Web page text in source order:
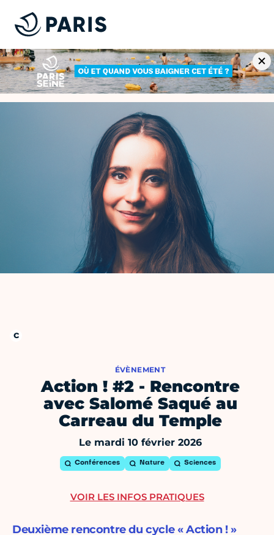
ÉVÈNEMENT
Action ! #2 - Rencontre
avec Salomé Saqué au
Carreau du Temple
Le mardi 10 février 2026
Conférences Nature Sciences
Deuxième rencontre du cycle « Action ! »
VOIR LES INFOS PRATIQUES